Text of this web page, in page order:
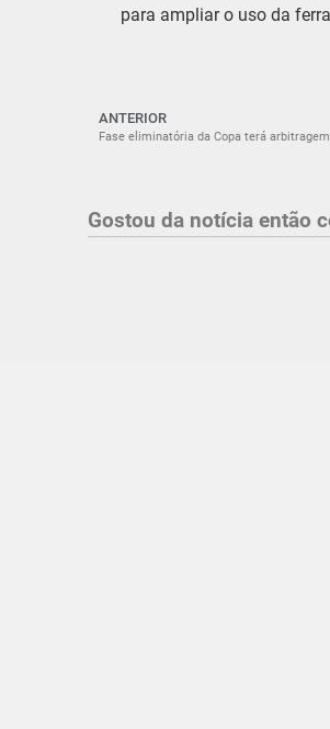
para ampliar o uso da
ANTERIOR
Fase eliminatória da Copa terá
Gostou da notícia então